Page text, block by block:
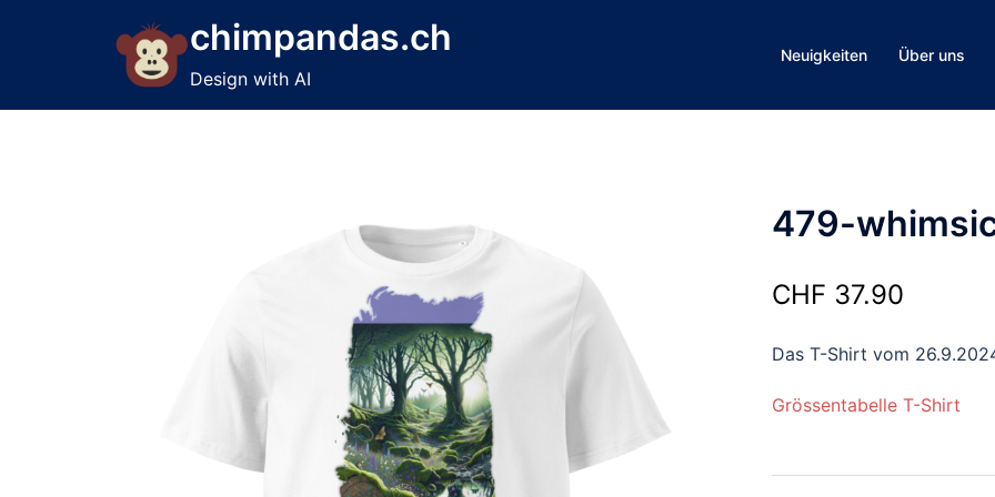
chimpandas.ch
Design with AI
Neuigkeiten Über uns
479-
CHF 37.90
Das T-Shirt vom
Grössentabelle T-Shirt